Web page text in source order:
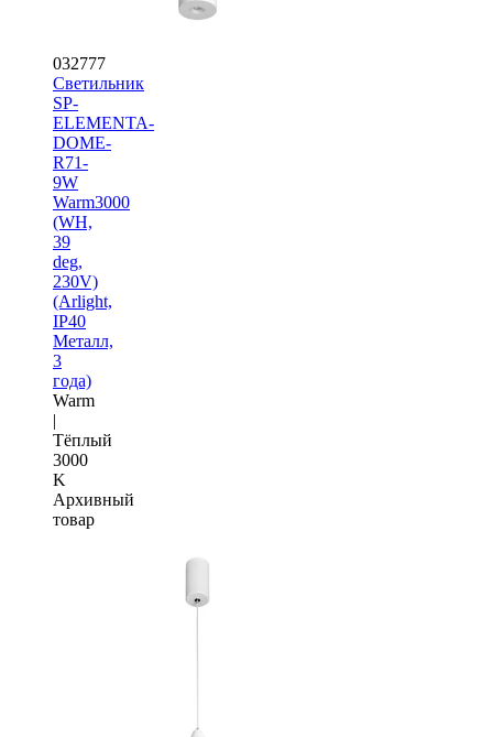
032777
Светильник
SP-
ELEMENTA-
DOME-
R71-
9W
Warm3000
(WH,
39
deg,
230V)
(Arlight,
IP40
Металл,
3
года)
Warm
|
Тёплый
3000
K
Архивный
товар